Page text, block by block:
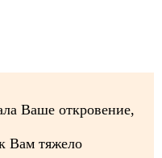
Ваше откровение,
Вам тяжело